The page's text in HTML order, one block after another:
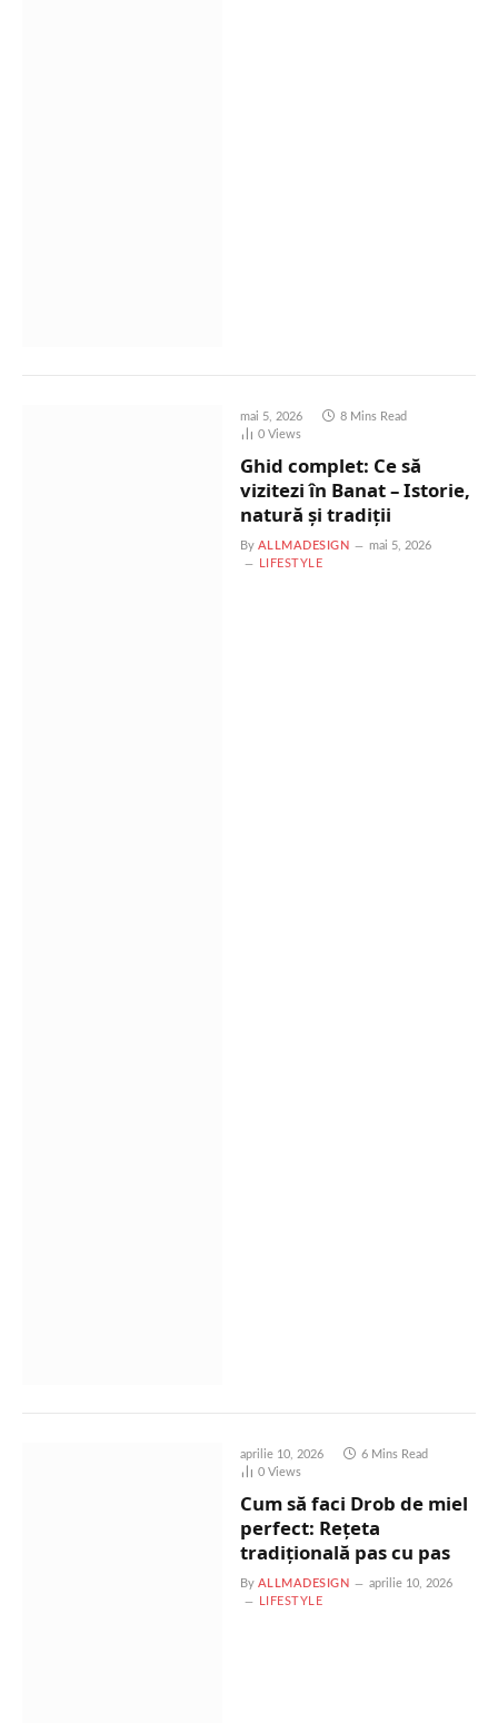
mai 5, 2026
8 Mins Read
0 Views
Ghid complet: Ce să
vizitezi în Banat – Istorie,
natură și tradiții
By ALLMADESIGN
mai 5, 2026
LIFESTYLE
aprilie 10, 2026
6 Mins Read
0 Views
Cum să faci Drob de miel
perfect: Rețeta
tradițională pas cu pas
By ALLMADESIGN
aprilie 10, 2026
LIFESTYLE